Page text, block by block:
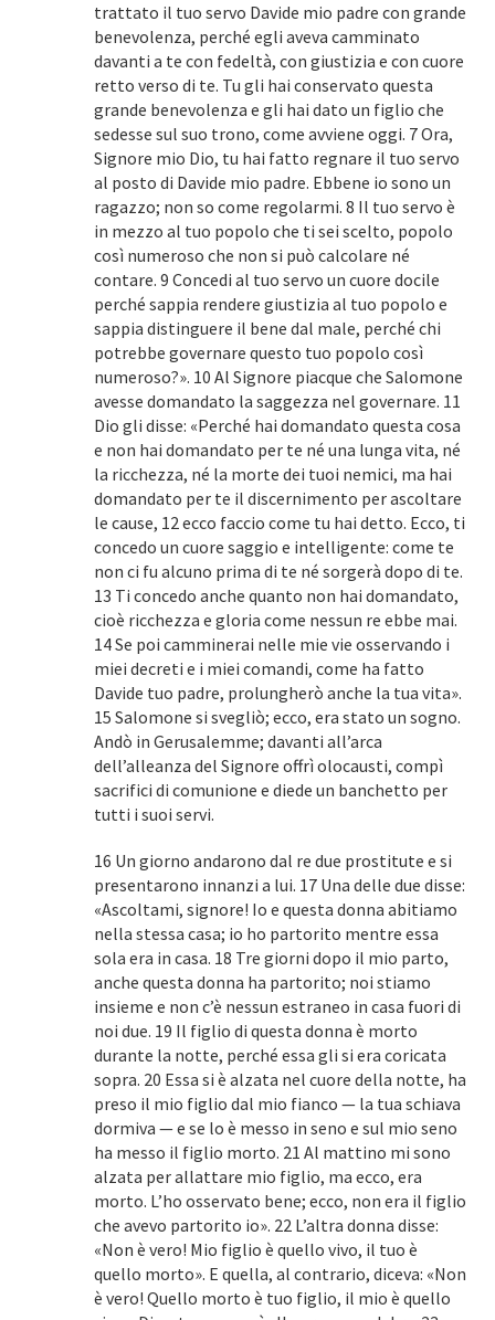
trattato il tuo servo Davide mio padre con grande
benevolenza, perché egli aveva camminato
davanti a te con fedeltà, con giustizia e con cuore
retto verso di te. Tu gli hai conservato questa
grande benevolenza e gli hai dato un figlio che
sedesse sul suo trono, come avviene oggi. 7 Ora,
Signore mio Dio, tu hai fatto regnare il tuo servo
al posto di Davide mio padre. Ebbene io sono un
ragazzo; non so come regolarmi. 8 Il tuo servo è
in mezzo al tuo popolo che ti sei scelto, popolo
così numeroso che non si può calcolare né
contare. 9 Concedi al tuo servo un cuore docile
perché sappia rendere giustizia al tuo popolo e
sappia distinguere il bene dal male, perché chi
potrebbe governare questo tuo popolo così
numeroso?». 10 Al Signore piacque che Salomone
avesse domandato la saggezza nel governare. 11
Dio gli disse: «Perché hai domandato questa cosa
e non hai domandato per te né una lunga vita, né
la ricchezza, né la morte dei tuoi nemici, ma hai
domandato per te il discernimento per ascoltare
le cause, 12 ecco faccio come tu hai detto. Ecco, ti
concedo un cuore saggio e intelligente: come te
non ci fu alcuno prima di te né sorgerà dopo di te.
13 Ti concedo anche quanto non hai domandato,
cioè ricchezza e gloria come nessun re ebbe mai.
14 Se poi camminerai nelle mie vie osservando i
miei decreti e i miei comandi, come ha fatto
Davide tuo padre, prolungherò anche la tua vita».
15 Salomone si svegliò; ecco, era stato un sogno.
Andò in Gerusalemme; davanti all’arca
dell’alleanza del Signore offrì olocausti, compì
sacrifici di comunione e diede un banchetto per
tutti i suoi servi.
16 Un giorno andarono dal re due prostitute e si
presentarono innanzi a lui. 17 Una delle due disse:
«Ascoltami, signore! Io e questa donna abitiamo
nella stessa casa; io ho partorito mentre essa
sola era in casa. 18 Tre giorni dopo il mio parto,
anche questa donna ha partorito; noi stiamo
insieme e non c’è nessun estraneo in casa fuori di
noi due. 19 Il figlio di questa donna è morto
durante la notte, perché essa gli si era coricata
sopra. 20 Essa si è alzata nel cuore della notte, ha
preso il mio figlio dal mio fianco — la tua schiava
dormiva — e se lo è messo in seno e sul mio seno
ha messo il figlio morto. 21 Al mattino mi sono
alzata per allattare mio figlio, ma ecco, era
morto. L’ho osservato bene; ecco, non era il figlio
che avevo partorito io». 22 L’altra donna disse:
«Non è vero! Mio figlio è quello vivo, il tuo è
quello morto». E quella, al contrario, diceva: «Non
è vero! Quello morto è tuo figlio, il mio è quello